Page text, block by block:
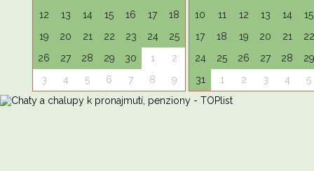
12
13 14 15 16 17
18
19
20 21 22 23 24
25
26
27 28 29 30 1
2
3
4 5 6 7 8 9
10
11 12 13 14
15
17
18 19 20 21
22
24
25 26 27 28
29
31
1 2 3 4 5